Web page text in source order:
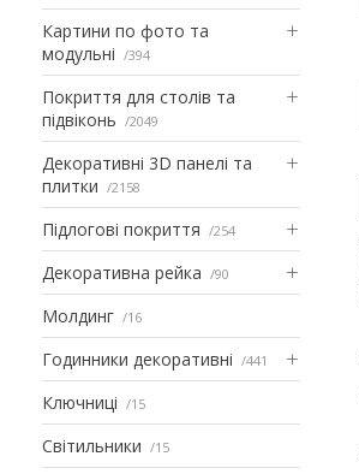
Картини по фото та
модульні
394
Покриття для столів та
підвіконь
2049
Декоративні 3D панелі та
плитки
2158
Підлогові покриття 254
Декоративна рейка 90
Молдинг 16
Годинники декоративні 441
Ключниці 15
Світильники 15